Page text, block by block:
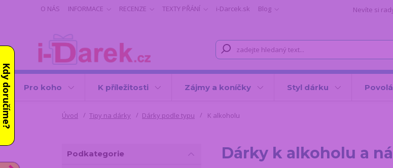
O NÁS INFORMACE RECENZE TEXTY PŘÁNÍ i-Darcek.sk
Blog
Nevíte si
Pro koho K příležitosti Zájmy a koníčky Styl dárku
Úvod Tipy na dárky Dárky podle typu K alkoholu
Dárky k alkoholu a
Podkategorie
Kdy doručíme?